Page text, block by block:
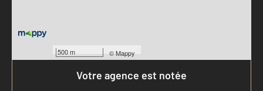
500 m ©Mappy
Votre agence est notée